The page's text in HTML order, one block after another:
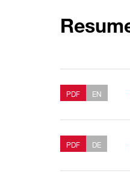
PDF EN
PDF DE